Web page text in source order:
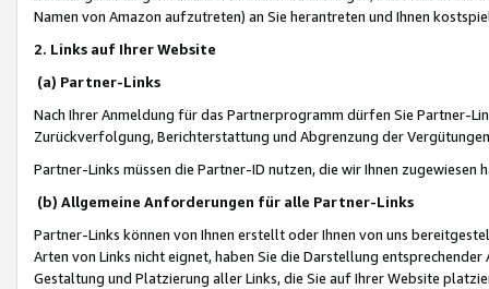
Namen von Amazon aufzutreten) an Sie herantreten und Ihnen
2. Links auf Ihrer Website
(a) Partner-Links
Nach Ihrer Anmeldung für das Partnerprogramm dürfen Sie Partner-
Zurückverfolgung, Berichterstattung und Abgrenzung der
Partner-Links müssen die Partner-ID nutzen, die wir Ihnen zugewiesen
(b) Allgemeine Anforderungen für alle Partner-Links
Partner-Links können von Ihnen erstellt oder Ihnen von uns
Arten von Links nicht eignet, haben Sie die Darstellung
Gestaltung und Platzierung aller Links, die Sie auf Ihrer Website